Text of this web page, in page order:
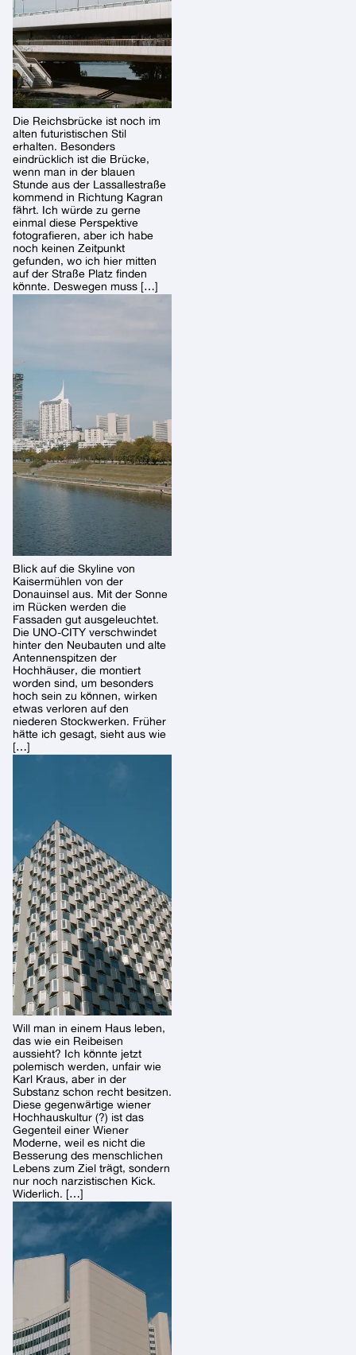
Die Reichsbrücke ist noch im
alten futuristischen Stil
erhalten. Besonders
eindrücklich ist die Brücke,
wenn man in der blauen
Stunde aus der Lassallestraße
kommend in Richtung Kagran
fährt. Ich würde zu gerne
einmal diese Perspektive
fotografieren, aber ich habe
noch keinen Zeitpunkt
gefunden, wo ich hier mitten
auf der Straße Platz finden
könnte. Deswegen muss […]
Blick auf die Skyline von
Kaisermühlen von der
Donauinsel aus. Mit der Sonne
im Rücken werden die
Fassaden gut ausgeleuchtet.
Die UNO-CITY verschwindet
hinter den Neubauten und alte
Antennenspitzen der
Hochhäuser, die montiert
worden sind, um besonders
hoch sein zu können, wirken
etwas verloren auf den
niederen Stockwerken. Früher
hätte ich gesagt, sieht aus wie
[…]
Will man in einem Haus leben,
das wie ein Reibeisen
aussieht? Ich könnte jetzt
polemisch werden, unfair wie
Karl Kraus, aber in der
Substanz schon recht besitzen.
Diese gegenwärtige wiener
Hochhauskultur (?) ist das
Gegenteil einer Wiener
Moderne, weil es nicht die
Besserung des menschlichen
Lebens zum Ziel trägt, sondern
nur noch narzistischen Kick.
Widerlich. […]